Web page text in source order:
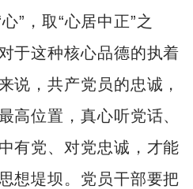
”，取“心居中正”之
于这种核心品德的执着
说，共产党员的忠诚，
高位置，真心听党话、
有党、对党忠诚，才能
想堤坝。党员干部要把